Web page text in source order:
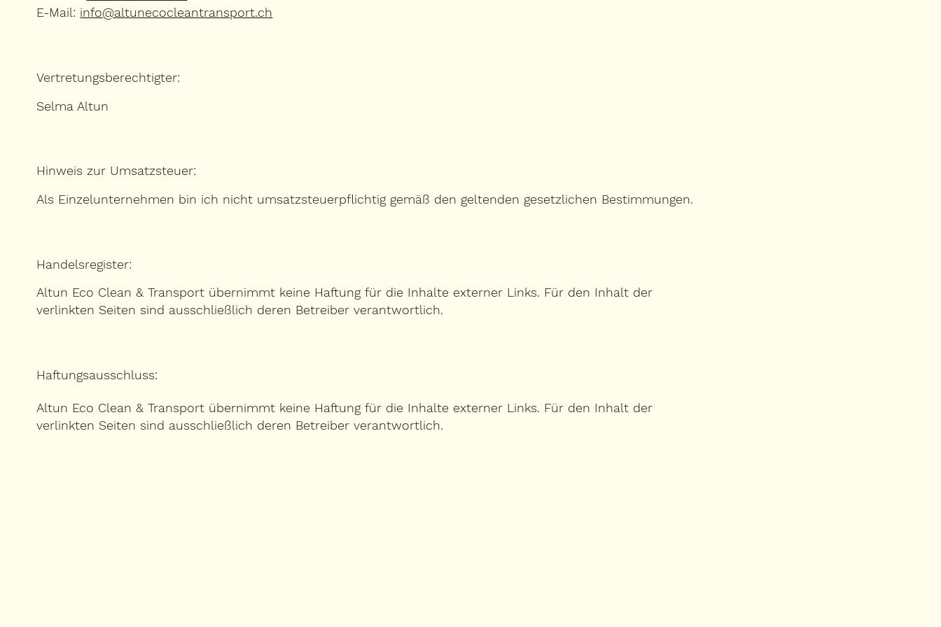
E-Mail: info@altunecocleantransport.ch
Vertretungsberechtigter:
Selma Altun​
Hinweis zur Umsatzsteuer:
Als Einzelunternehmen bin ich nicht umsatzsteuerpflichtig gemäß den geltenden gesetzlichen Bestimmungen.
Handelsregister:
Altun Eco Clean & Transport übernimmt keine Haftung für die Inhalte externer Links. Für den Inhalt der
verlinkten Seiten sind ausschließlich deren Betreiber verantwortlich.
Haftungsausschluss:
Altun Eco Clean & Transport übernimmt keine Haftung für die Inhalte externer Links. Für den Inhalt der
verlinkten Seiten sind ausschließlich deren Betreiber verantwortlich.